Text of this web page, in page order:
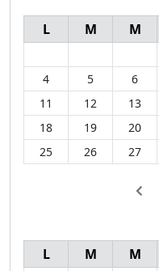
L M M
4
5 6
11
12 13
18
19 20
25
26 27
L M M